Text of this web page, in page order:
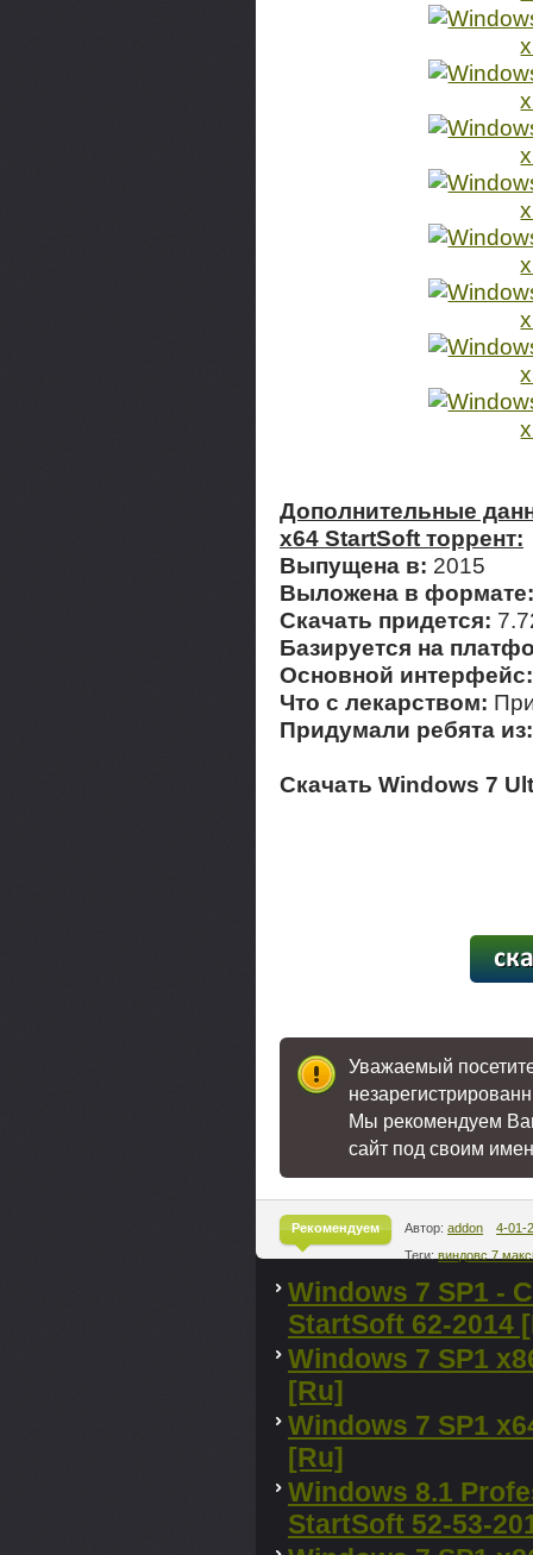
Дополнительные
x64 StartSoft торрент:
Выпущена в: 2015
Выложена в
Скачать придется:
Базируется на
Основной
Что с лекарством:
Придумали ребята
Скачать Windows 7
Уважаемый
Мы рекомендуем
сайт под своим
Рекомендуем
^
Автор:addon
4-01-
Теги:виндовс 7
Windows 7 SP1 -
StartSoft 62-2014
Windows 7 SP1
[Ru]
Windows 7 SP1
[Ru]
Windоws 8.1
StartSoft 52-53-